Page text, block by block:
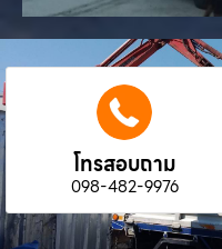
โทรสอบถาม
098-482-9976